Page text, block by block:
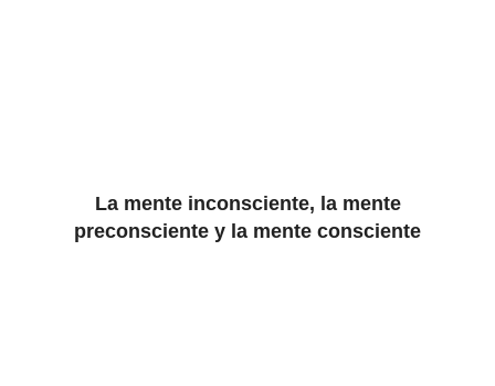
La mente inconsciente, la mente
preconsciente y la mente consciente